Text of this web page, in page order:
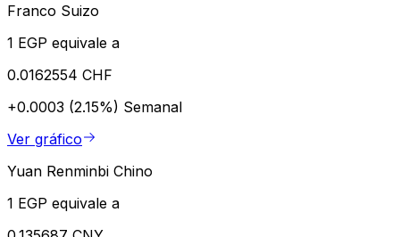
Franco Suizo
1 EGP equivale a
0.0162554 CHF
+0.0003 (2.15%) Semanal
Ver gráfico
Yuan Renminbi Chino
1 EGP equivale a